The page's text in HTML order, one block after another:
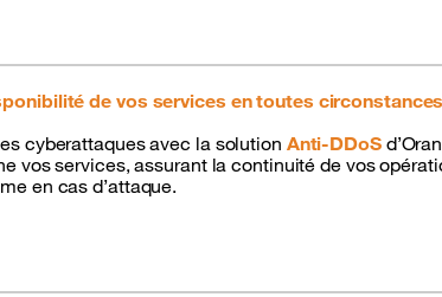
de vos services en toutes
cyberattaques avec la solution Anti-DDoS
vos services, assurant la continuité de vos
en cas d’attaque.